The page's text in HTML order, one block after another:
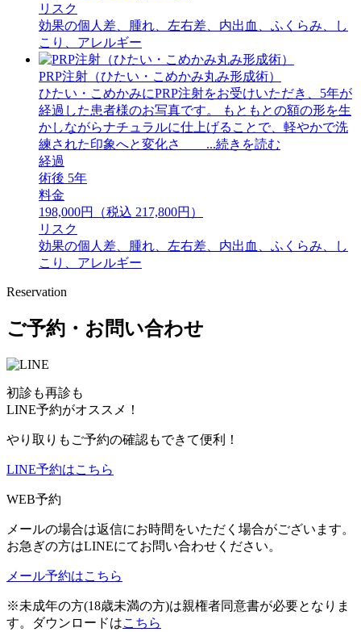
リスク
効果の個人差、腫れ、左右差、内出血、ふくらみ、し
こり、アレルギー
PRP注射（ひたい・こめかみ丸み形成術）
ひたい・こめかみにPRP注射をお受けいただき、5年が
経過した患者様のお写真です。 もともとの額の形を生
かしながらナチュラルに仕上げることで、軽やかで洗
練された印象へと変化さ ...続きを読む
経過
術後 5年
料金
198,000円（税込 217,800円）
リスク
効果の個人差、腫れ、左右差、内出血、ふくらみ、し
こり、アレルギー
Reservation
ご予約・お問い合わせ
初診も再診も
LINE予約がオススメ！
やり取りもご予約の確認もできて便利！
LINE予約はこちら
WEB予約
メールの場合は返信にお時間をいただく場合がございます。
お急ぎの方はLINEにてお問い合わせください。
メール予約はこちら
※未成年の方(18歳未満の方)は親権者同意書が必要となりま
す。ダウンロードはこちら